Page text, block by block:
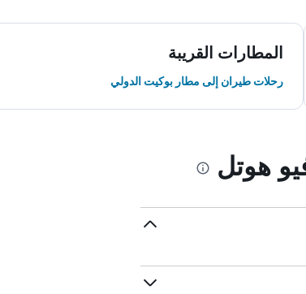
المطارات القريبة
رحلات طيران إلى مطار بوكيت الدولي
هوتل